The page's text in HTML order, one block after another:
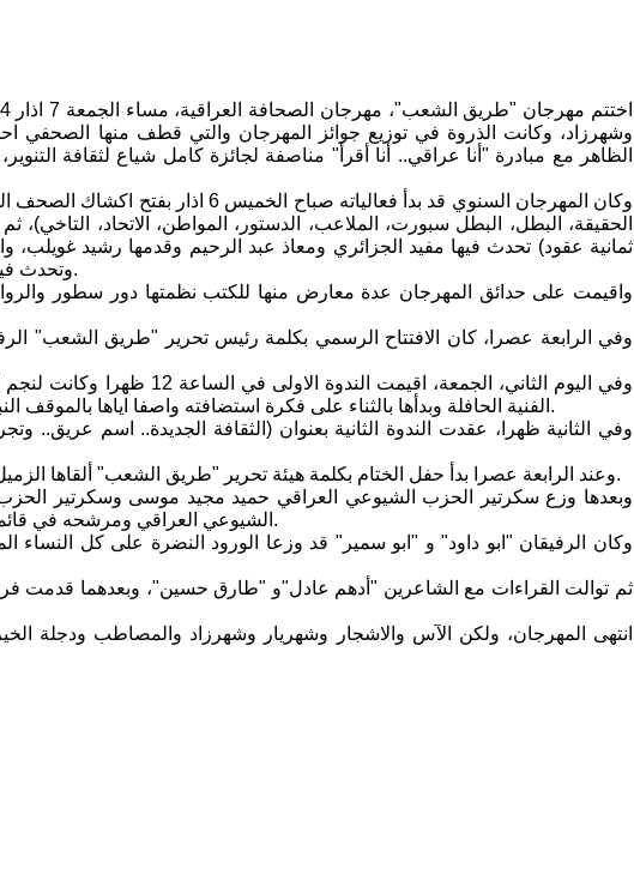
وشهرزاد، وكانت الذروة في توزيع جوائز المهرجان والتي قطف منها الصحفي
الظاهر مع مبادرة "أنا عراقي.. أنا أقرأ" مناصفة لجائزة كامل شياع لثقافة
وكان المهرجان السنوي قد بدأ فعالياته
الحقيقة، البطل، البطل سبورت، الملاعب، الدستور، المواطن، الاتحاد،
ثمانية عقود) تحدث فيها مفيد الجزائري ومعاذ عبد الرحيم وقدمها رشيد غويلب،
وتحدث فيها الناشطان شروق العبايجي وجاسم الحلفي وقدمها بسام عبد الرزاق.
واقيمت على حدائق المهرجان عدة معارض منها للكتب نظمتها دور سطور
وفي الرابعة عصرا، كان الافتتاح الرسمي بكلمة رئيس تحرير "طريق الشعب"
وفي اليوم الثاني، الجمعة،
الفنية الحافلة وبدأها بالثناء على فكرة استضافته واصفا اياها بالموقف النبيل والشريف للحزب الشيوعي العراقي، وقدم الندوة الفنان طه رشيد.
وفي الثانية ظهرا، عقدت الندوة الثانية بعنوان (الثقافة الجديدة.. اسم عريق..
وعند الرابعة عصرا بدأ حفل الختام بكلمة هيئة تحرير "طريق الشعب" ألقاها الزميل ياسر السالم، ثم القى الشاعر عريان السيد خلف قصيدتين بالمناسبة.
وبعدها وزع سكرتير الحزب الشيوعي العراقي حميد مجيد موسى وسكرتير
الشيوعي العراقي ومرشحه في قائمة التحالف المدني الديمقراطي جاسم الحلفي الجوائز على الفائزين بها.
وكان الرفيقان "ابو داود" و "ابو سمير" قد وزعا الورود النضرة على كل النساء
ثم توالت القراءات مع الشاعرين "أدهم عادل"و "طارق حسين"، وبعدهما قدمت فرقة
انتهى المهرجان، ولكن الآس والاشجار وشهريار وشهرزاد والمصاطب ودجلة